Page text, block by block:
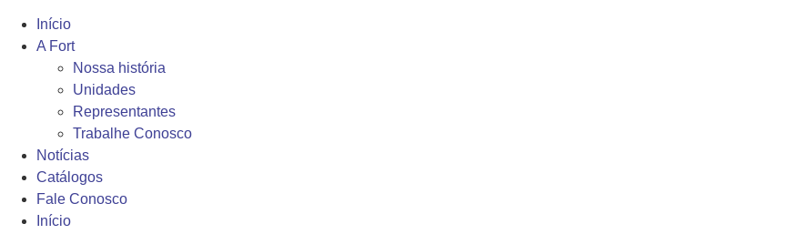
Início
A Fort
Nossa história
Unidades
Representantes
Trabalhe Conosco
Notícias
Catálogos
Fale Conosco
Início